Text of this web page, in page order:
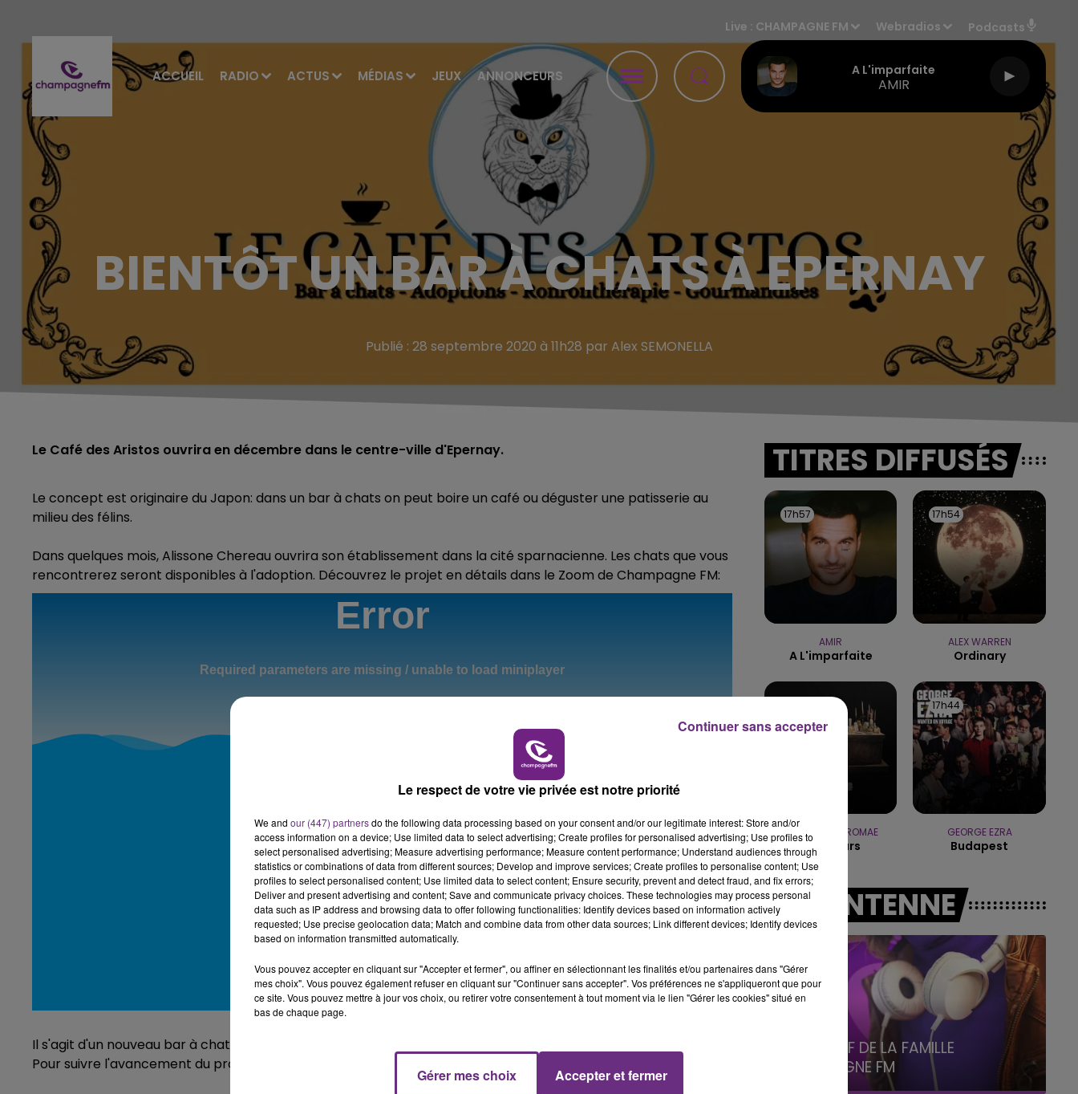
ACCUEIL RADIO ACTUS MÉDIAS JEUX ANNONCEURS
Live : CHAMPAGNE FM Webradios Podcasts
A L'imparfaite
AMIR
LE CLUB CHAMPAGNE FM
19h00 - 19h15
LA POP MACHINE - CHAMPAGNE FM
19h15 - 20h00
BIENTÔT UN BAR À CHATS À EPERNAY
Publié : 28 septembre 2020 à 11h28 par Alex SEMONELLA
Le Café des Aristos ouvrira en décembre dans le centre-ville d'Epernay.
Le concept est originaire du Japon: dans un bar à chats on peut boire un café ou déguster une patisserie au
milieu des félins.
Dans quelques mois, Alissone Chereau ouvrira son établissement dans la cité sparnacienne. Les chats que vous
rencontrerez seront disponibles à l'adoption. Découvrez le projet en détails dans le Zoom de Champagne FM:
Il s'agit d'un nouveau bar à chats dans la Marne après le Ronron Café à Reims.
Pour suivre l'avancement du projet, n'hésitez pas à suivre la
TITRES DIFFUSÉS
17h57
17h57
AMIR
A L'imparfaite
17h54
17h54
ALEX WARREN
Ordinary
TOVE LO & STROMAE
Des Fleurs
17h44
17h44
GEORGE EZRA
Budapest
A L'ANTENNE
FM
19h15 - 20h00
LA RADIO POP
LE BEST OF DE LA FAMILLE
CHAMPAGNE FM
La Famille
Le respect de votre vie privée est notre priorité
We and our (447) partnersdo the following data processing based on your consent and/or our legitimate interest: Store and/or
access information on a device; Use limited data to select advertising; Create profiles for personalised advertising; Use profiles to
select personalised advertising; Measure advertising performance; Measure content performance; Understand audiences through
statistics or combinations of data from different sources; Develop and improve services; Create profiles to personalise content; Use
profiles to select personalised content; Use limited data to select content; Ensure security, prevent and detect fraud, and fix errors;
Deliver and present advertising and content; Save and communicate privacy choices. These technologies may process personal
data such as IP address and browsing data to offer following functionalities: Identify devices based on information actively
requested; Use precise geolocation data; Match and combine data from other data sources; Link different devices; Identify devices
based on information transmitted automatically.
Vous pouvez accepter en cliquant sur "Accepter et fermer", ou affiner en sélectionnant les finalités et/ou partenaires dans "Gérer
mes choix". Vous pouvez également refuser en cliquant sur "Continuer sans accepter". Vos préférences ne s'appliqueront que pour
ce site. Vous pouvez mettre à jour vos choix, ou retirer votre consentement à tout moment via le lien "Gérer les cookies" situé en
bas de chaque page.
Gérer mes choix Accepter et fermer
Continuer sans accepter